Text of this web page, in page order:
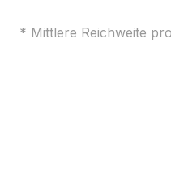
* Mittlere Reichweite